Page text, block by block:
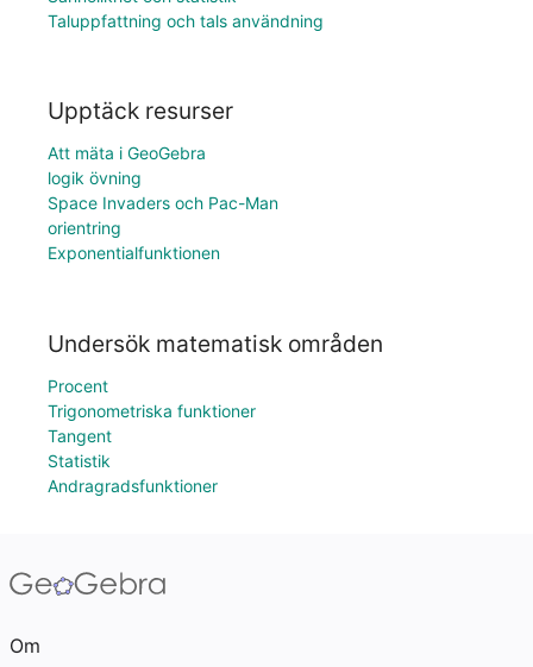
Taluppfattning och tals användning
Upptäck resurser
Att mäta i GeoGebra
logik övning
Space Invaders och Pac-Man
orientring
Exponentialfunktionen
Undersök matematisk områden
Procent
Trigonometriska funktioner
Tangent
Statistik
Andragradsfunktioner
Om